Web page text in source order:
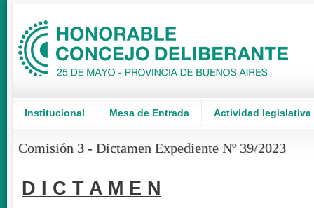
Institucional Mesa de Entrada Actividad legislativa
Comisión 3 - Dictamen Expediente Nº 39/2023
D I C T A M E N